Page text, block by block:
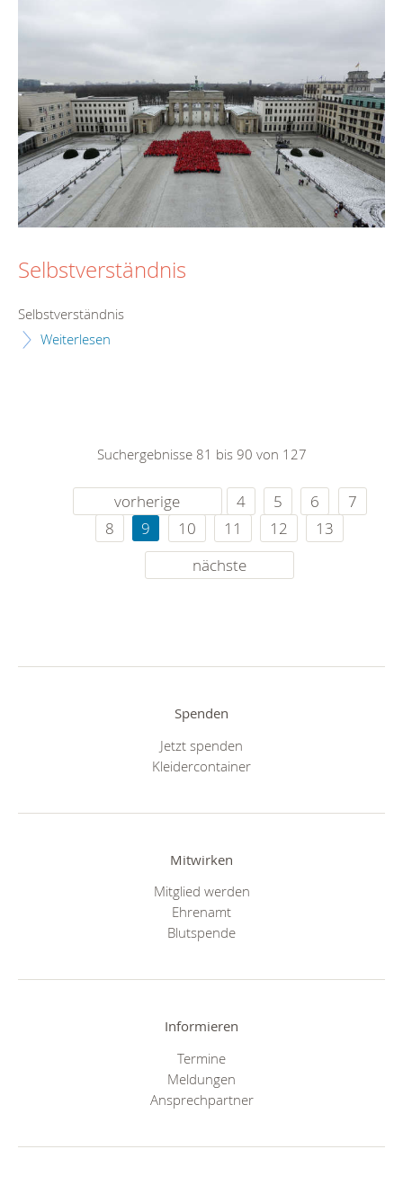
Selbstverständnis
Selbstverständnis
Weiterlesen
Suchergebnisse 81 bis 90 von 127
vorherige 4 5 6
7
8
9 10 11 12
13
nächste
Spenden
Jetzt spenden
Kleidercontainer
Mitwirken
Mitglied werden
Ehrenamt
Blutspende
Informieren
Termine
Meldungen
Ansprechpartner